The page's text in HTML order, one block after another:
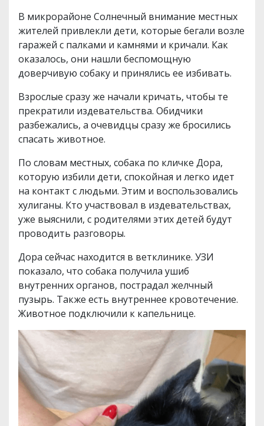
В микрорайоне Солнечный внимание местных
жителей привлекли дети, которые бегали возле
гаражей с палками и камнями и кричали. Как
оказалось, они нашли беспомощную
доверчивую собаку и принялись ее избивать.
Взрослые сразу же начали кричать, чтобы те
прекратили издевательства. Обидчики
разбежались, а очевидцы сразу же бросились
спасать животное.
По словам местных, собака по кличке Дора,
которую избили дети, спокойная и легко идет
на контакт с людьми. Этим и воспользовались
хулиганы. Кто участвовал в издевательствах,
уже выяснили, с родителями этих детей будут
проводить разговоры.
Дора сейчас находится в ветклинике. УЗИ
показало, что собака получила ушиб
внутренних органов, пострадал желчный
пузырь. Также есть внутреннее кровотечение.
Животное подключили к капельнице.